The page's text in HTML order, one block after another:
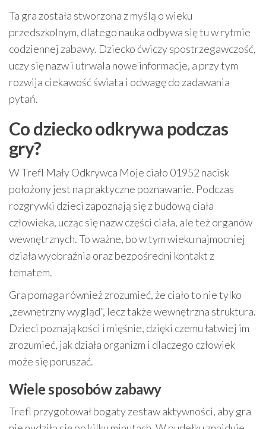
Ta gra została stworzona z myślą o wieku
przedszkolnym, dlatego nauka odbywa się tu w rytmie
codziennej zabawy. Dziecko ćwiczy spostrzegawczość,
uczy się nazw i utrwala nowe informacje, a przy tym
rozwija ciekawość świata i odwagę do zadawania
pytań.
Co dziecko odkrywa podczas
gry?
W Trefl Mały Odkrywca Moje ciało 01952 nacisk
położony jest na praktyczne poznawanie. Podczas
rozgrywki dzieci zapoznają się z budową ciała
człowieka, ucząc się nazw części ciała, ale też organów
wewnętrznych. To ważne, bo w tym wieku najmocniej
działa wyobraźnia oraz bezpośredni kontakt z
tematem.
Gra pomaga również zrozumieć, że ciało to nie tylko
„zewnętrzny wygląd”, lecz także wewnętrzna struktura.
Dzieci poznają kości i mięśnie, dzięki czemu łatwiej im
zrozumieć, jak działa organizm i dlaczego człowiek
może się poruszać.
Wiele sposobów zabawy
Trefl przygotował bogaty zestaw aktywności, aby gra